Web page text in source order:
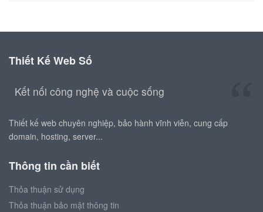
Thiết Kế Web Số
Kết nối công nghệ và cuộc sống
Thiết kế web chuyên nghiệp, bảo hành vĩnh viễn, cung cấp
domain, hosting, server...
Thông tin cần biết
Thỏa thuận sử dụng
Thỏa thuận bảo mật thông tin